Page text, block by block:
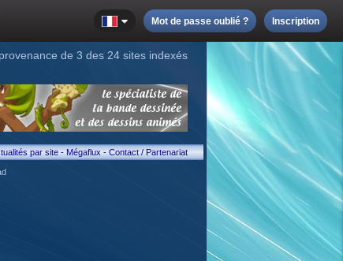
Mot de passe oublié ? Inscription
de 3 des 24 sites indexés
par site-Mégaflux-Contact / Partenariat